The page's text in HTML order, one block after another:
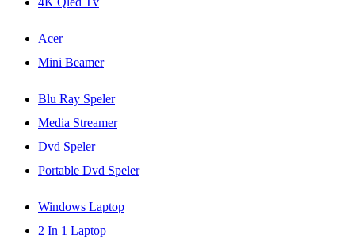
Acer
Mini Beamer
Blu Ray Speler
Media Streamer
Dvd Speler
Portable Dvd Speler
Windows Laptop
2 In 1 Laptop